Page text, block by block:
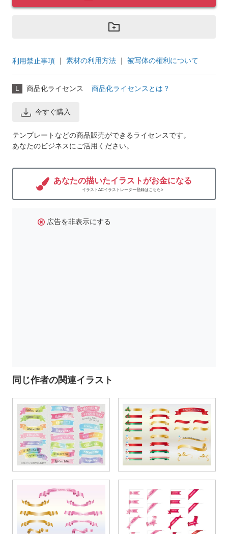
利用禁止事項 ｜ 素材の利用方法 ｜ 被写体の権利について
L 商品化ライセンス 商品化ライセンスとは？
今すぐ購入
テンプレートなどの商品販売ができるライセンスです。
あなたのビジネスにご活用ください。
あなたの描いたイラストがお金になる
イラストACイラストレーター登録はこちら>
広告を非表示にする
同じ作者の関連イラスト